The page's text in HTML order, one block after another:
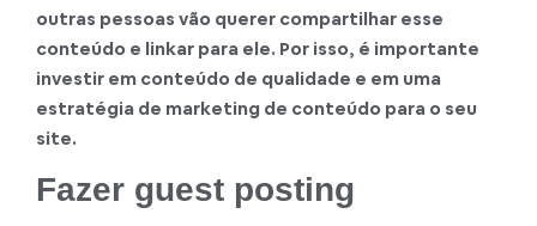
outras pessoas vão querer compartilhar esse
conteúdo e linkar para ele. Por isso, é importante
investir em conteúdo de qualidade e em uma
estratégia de marketing de conteúdo para o seu
site.
Fazer guest posting